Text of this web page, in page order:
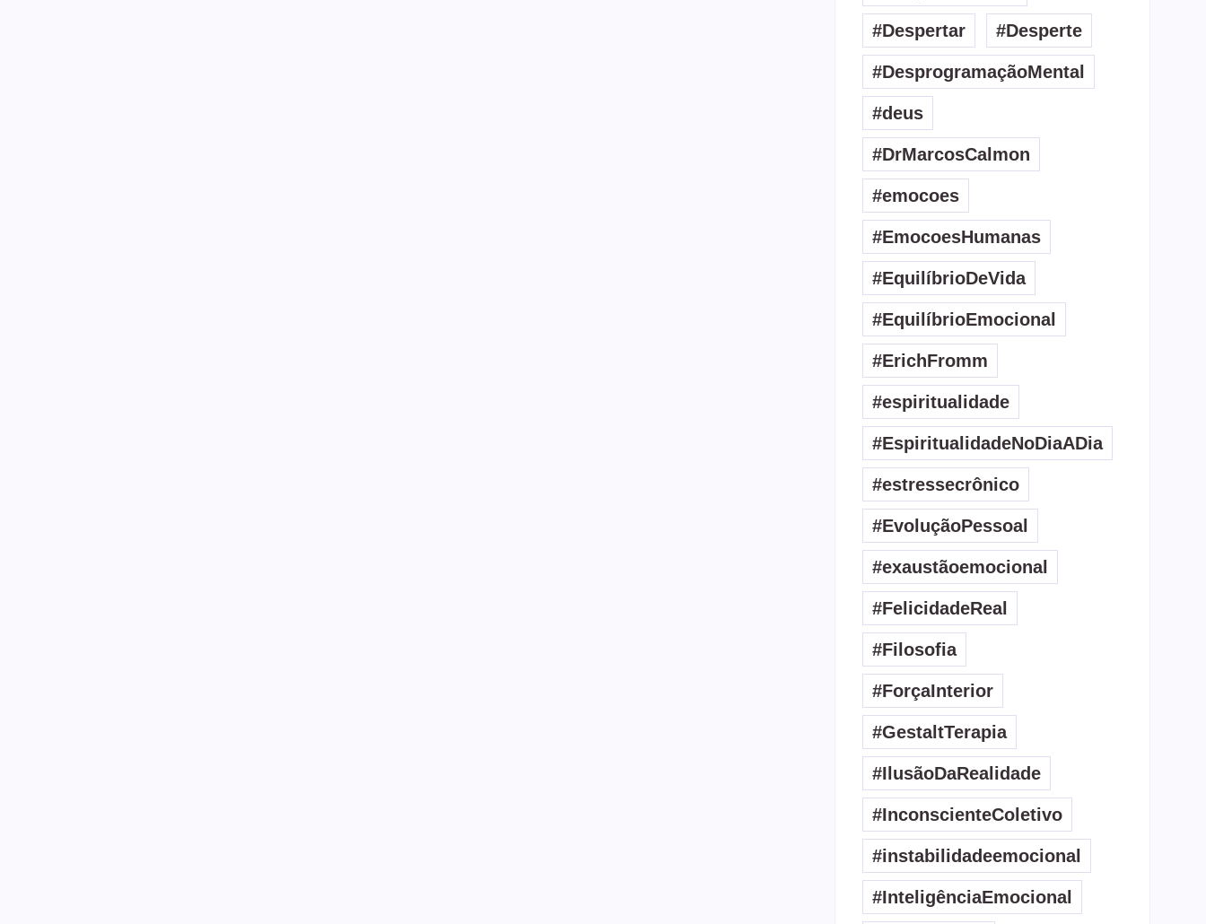
#Despertar #Desperte
#DesprogramaçãoMental
#deus
#DrMarcosCalmon
#emocoes
#EmocoesHumanas
#EquilíbrioDeVida
#EquilíbrioEmocional
#ErichFromm
#espiritualidade
#EspiritualidadeNoDiaADia
#estressecrônico
#EvoluçãoPessoal
#exaustãoemocional
#FelicidadeReal
#Filosofia
#ForçaInterior
#GestaltTerapia
#IlusãoDaRealidade
#InconscienteColetivo
#instabilidadeemocional
#InteligênciaEmocional